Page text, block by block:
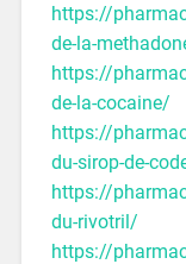
https://
de-la-
https://
de-la-cocaine/
https://
du-sirop-de-
https://
du-rivotril/
https://